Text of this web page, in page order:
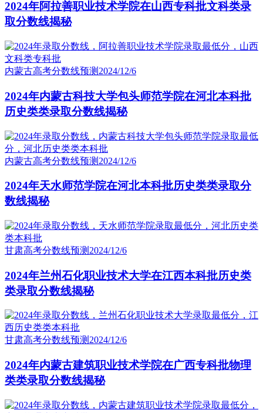
2024年阿拉善职业技术学院在山西专科批文科类录
取分数线揭秘
内蒙古高考分数线预测 2024/12/6
2024年内蒙古科技大学包头师范学院在河北本科批
历史类类录取分数线揭秘
内蒙古高考分数线预测 2024/12/6
2024年天水师范学院在河北本科批历史类类录取分
数线揭秘
甘肃高考分数线预测 2024/12/6
2024年兰州石化职业技术大学在江西本科批历史类
类录取分数线揭秘
甘肃高考分数线预测2024/12/6
2024年内蒙古建筑职业技术学院在广西专科批物理
类类录取分数线揭秘